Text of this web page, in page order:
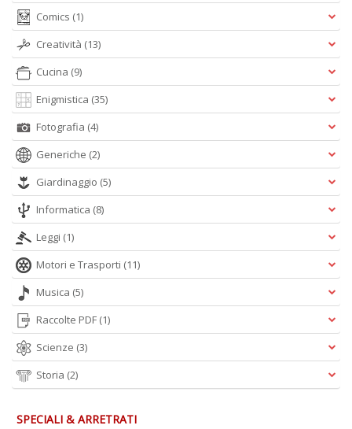
Comics (1)
Creatività (13)
Cucina (9)
Enigmistica (35)
Fotografia (4)
Generiche (2)
Giardinaggio (5)
Informatica (8)
Leggi (1)
Motori e Trasporti (11)
Musica (5)
Raccolte PDF (1)
Scienze (3)
Storia (2)
SPECIALI & ARRETRATI